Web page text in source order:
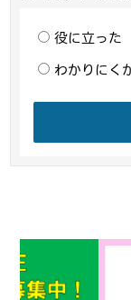
役に立った
わかりにく